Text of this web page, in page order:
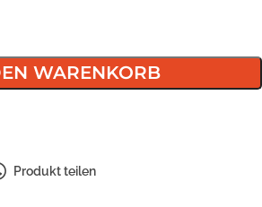
WARENKORB
Produkt teilen